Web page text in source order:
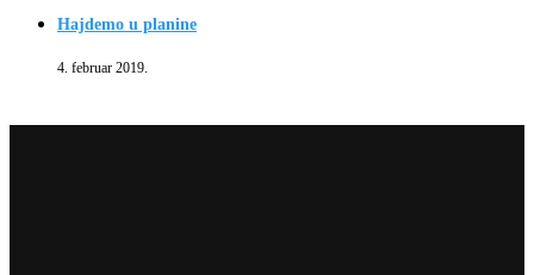
Hajdemo u planine
4. februar 2019.